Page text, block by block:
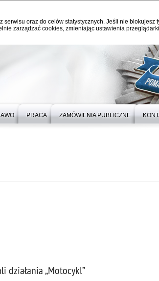
oraz do celów statystycznych. Jeśli nie blokujesz
zarządzać cookies, zmieniając ustawienia
PRACA ZAMÓWIENIA PUBLICZNE
działania „Motocykl”